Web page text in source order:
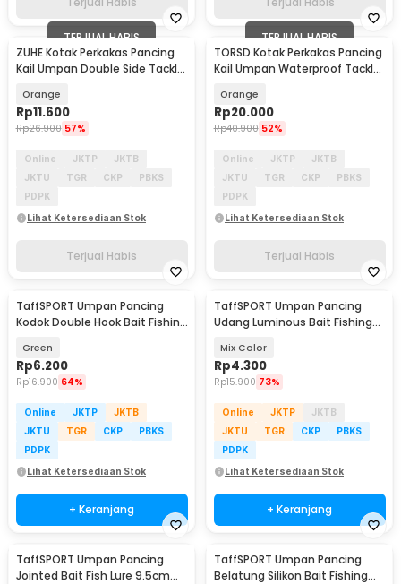
TERJUAL HABIS
ZUHE Kotak Perkakas Pancing
Kail Umpan Double Side Tackle
Orange
Rp11.600
Rp26.900 57%
Online JKTP
JKTB
JKTU
TGR CKP
PBKS
PDPK
Lihat Ketersediaan Stok
Terjual Habis
TERJUAL HABIS
TORSD Kotak Perkakas Pancing
Kail Umpan Waterproof Tackle
Orange
Rp20.000
Rp40.900 52%
Online JKTP
JKTB
JKTU
TGR CKP
PBKS
PDPK
Lihat Ketersediaan Stok
Terjual Habis
TaffSPORT Umpan Pancing
Kodok Double Hook Bait Fishing
Green
Rp6.200
Rp16.900 64%
Online JKTP
JKTB
JKTU
TGR CKP
PBKS
PDPK
Lihat Ketersediaan Stok
+ Keranjang
TaffSPORT Umpan Pancing
Udang Luminous Bait Fishing
Mix Color
Rp4.300
Rp15.900 73%
Online JKTP
JKTB
JKTU
TGR CKP
PBKS
PDPK
Lihat Ketersediaan Stok
+ Keranjang
TaffSPORT Umpan Pancing
Jointed Bait Fish Lure 9.5cm
TaffSPORT Umpan Pancing
Belatung Silikon Bait Fishing